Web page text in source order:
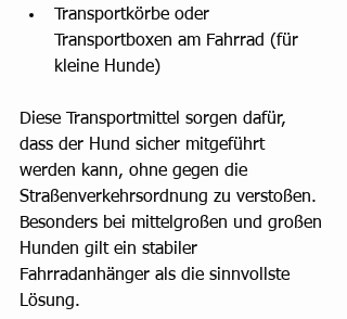
Transportkörbe oder
Transportboxen am Fahrrad (für
kleine Hunde)
Diese Transportmittel sorgen dafür,
dass der Hund sicher mitgeführt
werden kann, ohne gegen die
Straßenverkehrsordnung zu verstoßen.
Besonders bei mittelgroßen und großen
Hunden gilt ein stabiler
Fahrradanhänger als die sinnvollste
Lösung.